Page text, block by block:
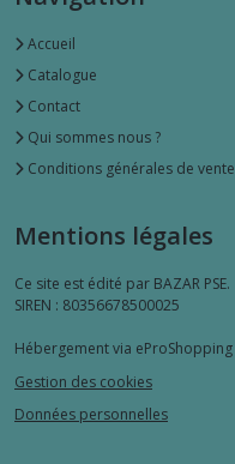
Accueil
Catalogue
Contact
Qui sommes nous ?
Conditions générales de vente
Mentions légales
Ce site est édité par BAZAR PSE.
SIREN : 80356678500025
Hébergement via eProShopping
Gestion des cookies
Données personnelles